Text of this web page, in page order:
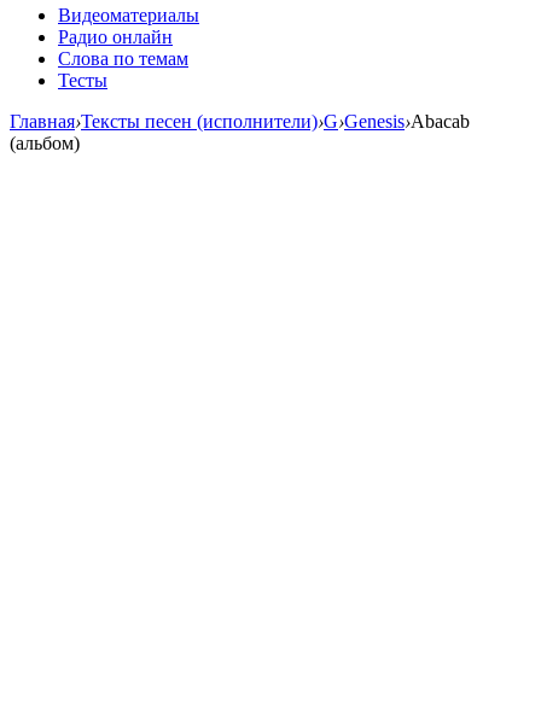
Видеоматериалы
Радио онлайн
Слова по темам
Тесты
Главная›Тексты песен (исполнители)›G›Genesis›Abacab
(альбом)